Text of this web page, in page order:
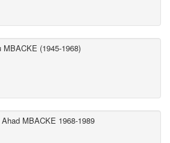
MBACKE (1945-1968)
MBACKE 1968-1989